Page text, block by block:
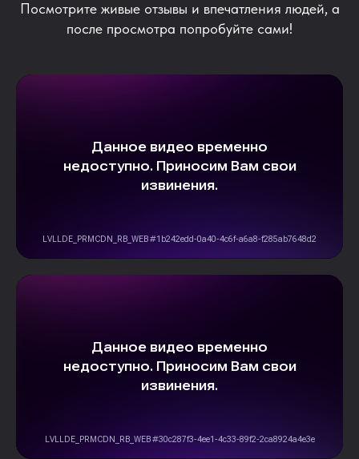
Посмотрите живые отзывы и впечатления людей, а
после просмотра попробуйте сами!